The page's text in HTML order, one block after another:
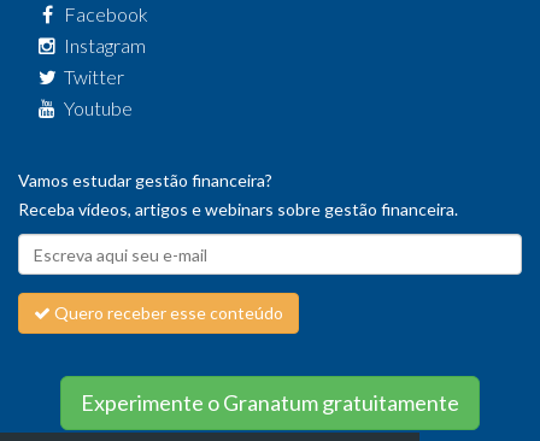
Facebook
Instagram
Twitter
Youtube
Vamos estudar gestão financeira?
Receba vídeos, artigos e webinars sobre gestão financeira.
Quero receber esse conteúdo
Experimente o Granatum gratuitamente